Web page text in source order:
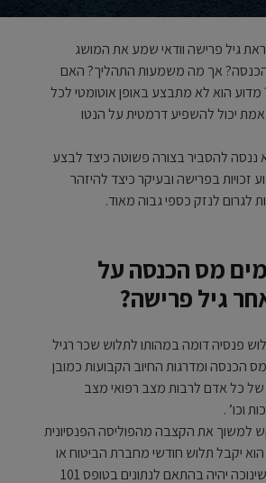
גיל פרישה וודאי שמע את המושג
הכנסה? אך מה משמעות התהליך? האם
מדוע הוא לא מתבצע באופן אוטומטי לכל
יכול להשפיע דרמטית על הנטו
להסביר בצורה פשוטה כיצד לבצע
זכויות בפרישה ובעיקר כיצד להיזהר
לגרום לנזק כספי גבוה מאוד.
מס הכנסה על
גיל פרישה?
פנסיה דומה במהותו לתלוש שכר רגיל
מס הכנסה ומדרגות החיוב הקבועות כמובן
כל אדם לרבות מצב רפואי מצב
וכו’ .
למשוך את הקצבה מהפוליסה הפנסיונית
יקבל תלוש חודשי מחברת הביטוח או
קרן הפנסיה והמס שינוכה יהיה בהתאם לנתונים בטופס 101